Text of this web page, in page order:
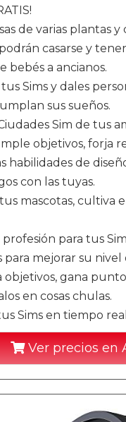
de varias plantas y
casarse y
bebés a ancianos.
Sims y dales
sus sueños.
Ciudades Sim de tus
objetivos, forja
habilidades de
con las tuyas.
mascotas, cultiva
para tus
para mejorar su nivel
objetivos, gana
en cosas chulas.
Sims en tiempo
Ver precios en